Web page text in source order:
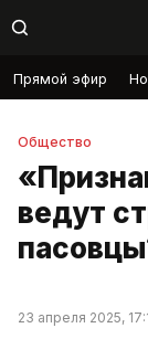
Прямой эфир
Общество
ведут
23 апреля 2025,